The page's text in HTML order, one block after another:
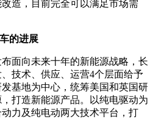
造，目前完全可以满足市场需
的进展
面向未来十年的新能源战略，长
技术、供应、运营4个层面给予
基地为中心，统筹美国和英国研
打造新能源产品。以纯电驱动为
力及纯电动两大技术平台，打